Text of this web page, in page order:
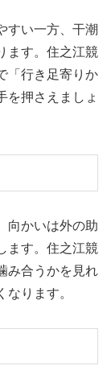
すい一方、干潮
ます。住之江競
「行き足寄りか
を押さえましょ
向かいは外の助
ます。住之江競
み合うかを見れ
ります。